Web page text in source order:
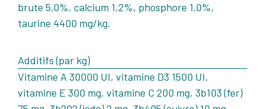
brute 5,0%, calcium 1,2%, phosphore 1,0%,
taurine 4400 mg/kg.
Additifs (par kg)
Vitamine A 30000 UI, vitamine D3 1500 UI,
vitamine E 300 mg, vitamine C 200 mg, 3b103 (fer)